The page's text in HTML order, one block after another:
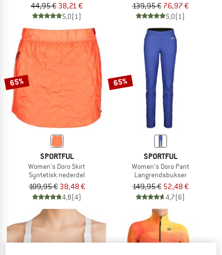
44,95 € 38,21 €
5,0(1)
139,95 € 76,97 €
5,0(1)
65%
SPORTFUL
Women's Doro Skirt
Syntetisk nederdel
109,95 € 38,48 €
4,8(4)
65%
SPORTFUL
Women's Doro Pant
Langrendsbukser
149,95 € 52,48 €
4,7(6)